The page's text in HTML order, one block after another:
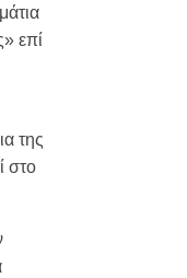
επί
της
στο